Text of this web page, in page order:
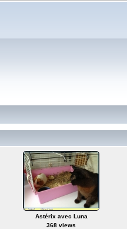
Astérix avec Luna
368 views